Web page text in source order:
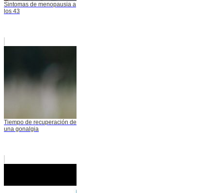
Sintomas de menopausia a
los 43
Tiempo de recuperación de
una gonalgia